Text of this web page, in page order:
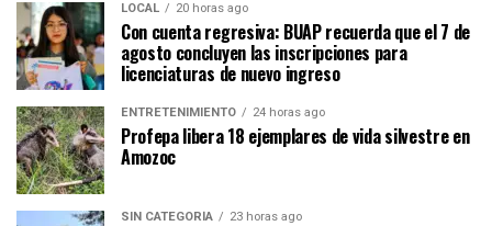
LOCAL 20 horas ago
Con cuenta regresiva: BUAP recuerda que el 7 de
agosto concluyen las inscripciones para
licenciaturas de nuevo ingreso
ENTRETENIMIENTO 24 horas ago
Profepa libera 18 ejemplares de vida silvestre en
Amozoc
SIN CATEGORÍA 23 horas ago